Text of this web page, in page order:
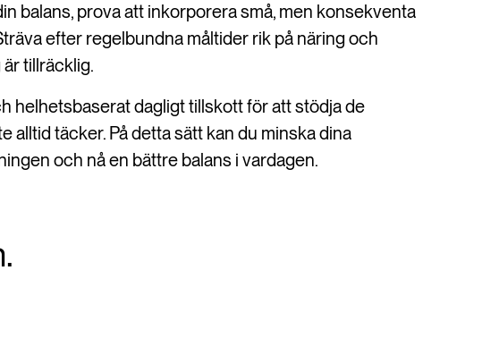
balans, prova att inkorporera små, men konsekventa
efter regelbundna måltider rik på näring och
tillräcklig.
helhetsbaserat dagligt tillskott för att stödja de
alltid täcker. På detta sätt kan du minska dina
och nå en bättre balans i vardagen.